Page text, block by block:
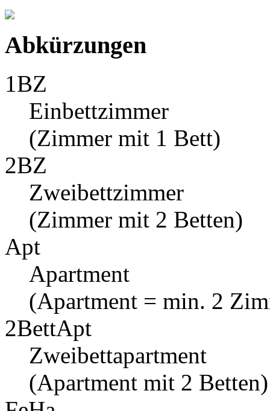
Abkürzungen
1BZ
Einbettzimmer
(Zimmer mit 1 Bett)
2BZ
Zweibettzimmer
(Zimmer mit 2 Betten)
Apt
Apartment
(Apartment = min. 2
2BettApt
Zweibettapartment
(Apartment mit 2 Betten)